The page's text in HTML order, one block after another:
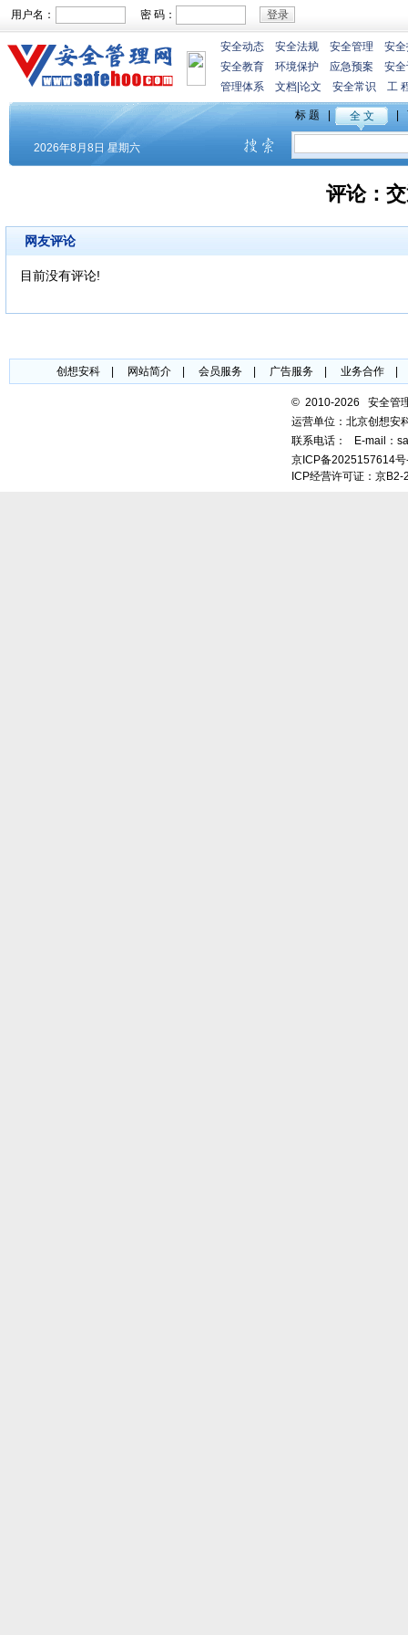
用户名： 密 码：
安全动态 安全法规 安全管理
安
安全教育
环境保护 应急预案
安
管理体系
文档 论文 安全常识 工
评论：
网友评论
目前没有评论!
创想安科| 网站简介| 会员服务| 广告服务| 业务合作|
© 2010-2026 安全
运营单位：北京创想安
联系电话：
E-mail：
京ICP备2025157614
ICP经营许可证：京